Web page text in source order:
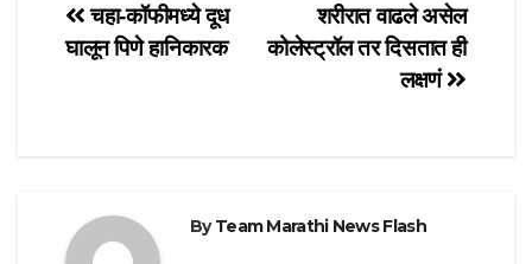
Post
navigation
शरीरात वाढले असेल
कोलेस्ट्रॉल तर दिसतात ही
लक्षणं
चहा-कॉफीमध्ये दूध
घालून पिणे हानिकारक
ByTeam Marathi News Flash